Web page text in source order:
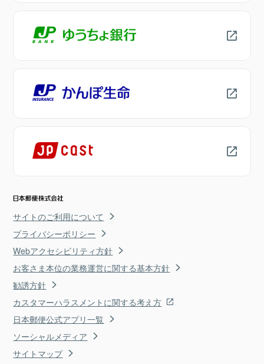
サイトのご利用について
プライバシーポリシー
Webアクセシビリティ方針
お客さま本位の業務運営に関する基本方針
勧誘方針
カスタマーハラスメントに関する考え方
日本郵便公式アプリ一覧
ソーシャルメディア
サイトマップ